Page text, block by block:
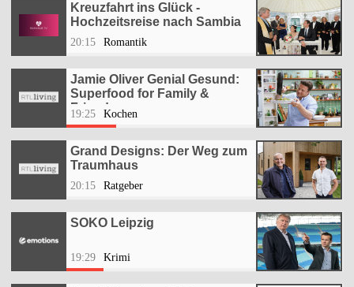
Kreuzfahrt ins Glück -
Hochzeitsreise nach Sambia
20:15 Romantik
Jamie Oliver Genial Gesund:
Superfood for Family &
Friends
19:25 Kochen
Grand Designs: Der Weg zum
Traumhaus
20:15 Ratgeber
SOKO Leipzig
19:29 Krimi